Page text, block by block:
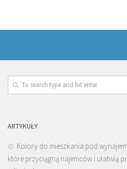
ARTYKUŁY
Kolory do mieszkania pod
które przyciągną najemców i ułatwią